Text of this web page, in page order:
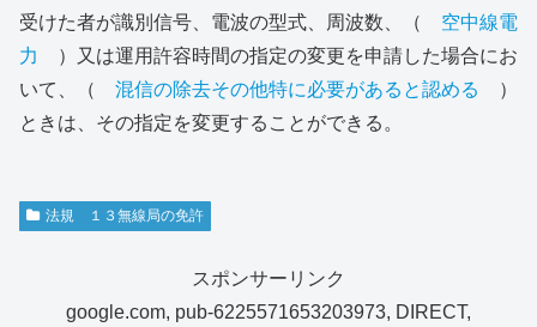
受けた者が識別信号、電波の型式、周波数、（ 空中線電
力
）又は運用許容時間の指定の変更を申請した場合にお
いて、（ 混信の除去その他特に必要があると認める
）
ときは、その指定を変更することができる。
法規 １３無線局の免許
スポンサーリンク
google.com, pub-6225571653203973, DIRECT,